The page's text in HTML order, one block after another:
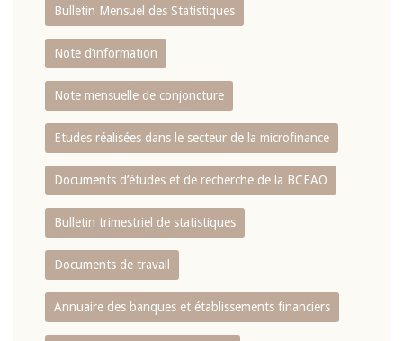
Bulletin Mensuel des Statistiques
Note d’information
Note mensuelle de conjoncture
Etudes réalisées dans le secteur de la microfinance
Documents d’études et de recherche de la BCEAO
Bulletin trimestriel de statistiques
Documents de travail
Annuaire des banques et établissements financiers